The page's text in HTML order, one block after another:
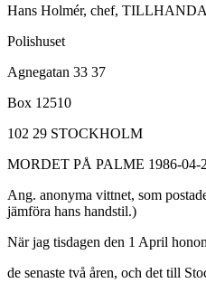
Hans Holmér, chef, TILLHANDA
Polishuset
Agnegatan 33 37
Box 12510
102 29 STOCKHOLM
MORDET PÅ PALME 1986-04-
Ang. anonyma vittnet, som
jämföra hans handstil.)
När jag tisdagen den 1 April
de senaste två åren, och det till